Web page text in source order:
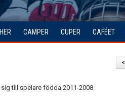
CAMPER CUPER CAFÉET
<
till spelare födda 2011-2008.